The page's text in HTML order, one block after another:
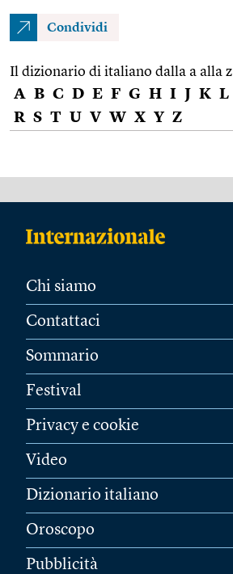
Condividi
Il dizionario di italiano dalla a alla z
A B C D E F G H I J K L
R S T U V W X Y Z
Chi siamo
Contattaci
Sommario
Festival
Privacy e cookie
Video
Dizionario italiano
Oroscopo
Pubblicità